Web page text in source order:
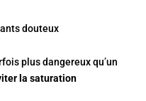
douteux
plus dangereux qu’un
la saturation